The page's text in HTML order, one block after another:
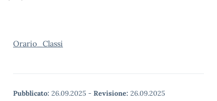
Orario_Classi
Pubblicato: 26.09.2025 - Revisione: 26.09.2025